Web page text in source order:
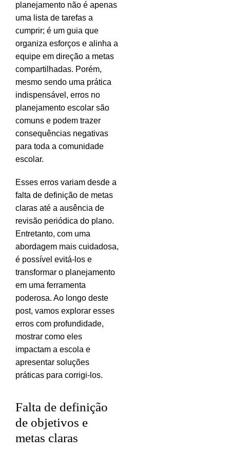
planejamento não é apenas
uma lista de tarefas a
cumprir; é um guia que
organiza esforços e alinha a
equipe em direção a metas
compartilhadas. Porém,
mesmo sendo uma prática
indispensável, erros no
planejamento escolar são
comuns e podem trazer
consequências negativas
para toda a comunidade
escolar.
Esses erros variam desde a
falta de definição de metas
claras até a ausência de
revisão periódica do plano.
Entretanto, com uma
abordagem mais cuidadosa,
é possível evitá-los e
transformar o planejamento
em uma ferramenta
poderosa. Ao longo deste
post, vamos explorar esses
erros com profundidade,
mostrar como eles
impactam a escola e
apresentar soluções
práticas para corrigi-los.
Falta de definição
de objetivos e
metas claras